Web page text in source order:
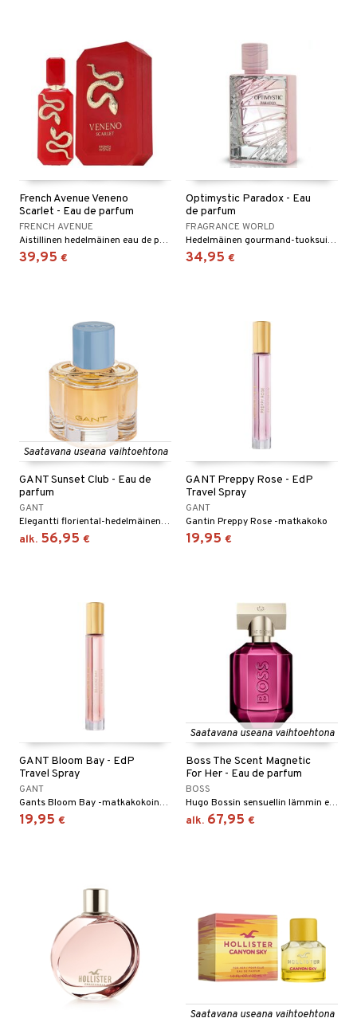
French Avenue Veneno
Scarlet - Eau de parfum
FRENCH AVENUE
Aistillinen hedelmäinen eau de parfum sekä hänelle että hänelle.
39,95 €
Optimystic Paradox - Eau
de parfum
FRAGRANCE WORLD
Hedelmäinen gourmand-tuoksuinen eau de parfum.
34,95 €
Saatavana useana vaihtoehtona
GANT Sunset Club - Eau de
parfum
GANT
Elegantti floriental-hedelmäinen eau de parfum Gantilta
alk. 56,95 €
GANT Preppy Rose - EdP
Travel Spray
GANT
Gantin Preppy Rose -matkakoko
19,95 €
GANT Bloom Bay - EdP
Travel Spray
GANT
Gants Bloom Bay -matkakokoinen pakkaus
19,95 €
Saatavana useana vaihtoehtona
Boss The Scent Magnetic
For Her - Eau de parfum
BOSS
Hugo Bossin sensuellin lämmin eau de parfum
alk. 67,95 €
Saatavana useana vaihtoehtona